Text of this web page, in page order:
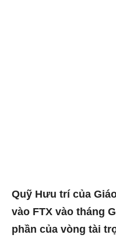
Quỹ Hưu trí của
vào FTX vào tháng
phần của vòng tài